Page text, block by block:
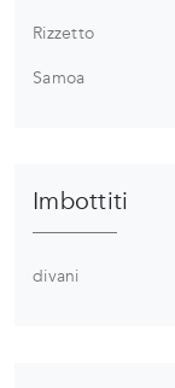
Rizzetto
Samoa
Imbottiti
divani